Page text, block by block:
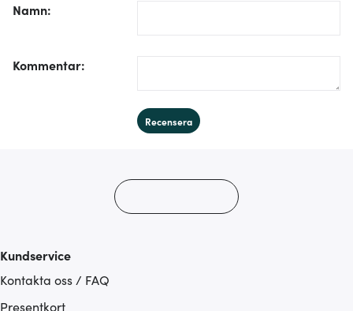
Namn:
Kommentar:
Recensera
Kundservice
Kontakta oss / FAQ
Presentkort